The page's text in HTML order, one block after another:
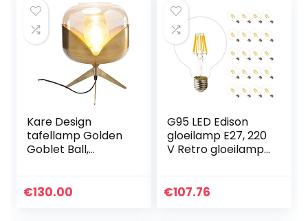
Kare Design
tafellamp Golden
Goblet Ball,
€130.00
G95 LED Edison
gloeilamp E27, 220
V Retro gloeilamp
vintage Squirrel
€107.76